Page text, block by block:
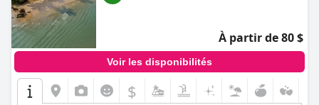
À partir de 80 $
Voir les disponibilités
$